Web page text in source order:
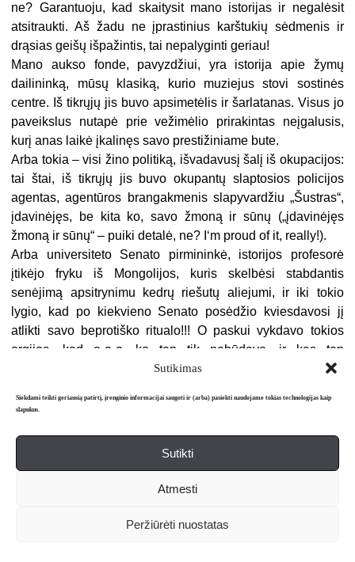
Sutikimas
Siekdami teikti geriausią patirtį, įrenginio informacijai saugoti ir (arba) pasiekti naudojame tokias technologijas kaip
slapukus.
Sutikti
Atmesti
Peržiūrėti nuostatas
ne? Garantuoju, kad skaitysit mano istorijas ir negalėsit
atsitraukti. Aš žadu ne įprastinius karštukių sėdmenis ir
drąsias geišų išpažintis, tai nepalyginti geriau!
Mano aukso fonde, pavyzdžiui, yra istorija apie žymų
dailininką, mūsų klasiką, kurio muziejus stovi sostinės
centre. Iš tikrųjų jis buvo apsimetėlis ir šarlatanas. Visus jo
paveikslus nutapė prie vežimėlio prirakintas neįgalusis,
kurį anas laikė įkalinęs savo prestižiniame bute.
Arba tokia – visi žino politiką, išvadavusį šalį iš okupacijos:
tai štai, iš tikrųjų jis buvo okupantų slaptosios policijos
agentas, agentūros brangakmenis slapyvardžiu „Šustras“,
įdavinėjęs, be kita ko, savo žmoną ir sūnų („įdavinėjęs
žmoną ir sūnų“ – puiki detalė, ne? I‘m proud of it, really!).
Arba universiteto Senato pirmininkė, istorijos profesorė
įtikėjo fryku iš Mongolijos, kuris skelbėsi stabdantis
senėjimą apsitrynimu kedrų riešutų aliejumi, ir iki tokio
lygio, kad po kiekvieno Senato posėdžio kviesdavosi jį
atlikti savo beprotiško ritualo!!! O paskui vykdavo tokios
orgijos, kad o-o-o, ko ten tik nebūdavo, ir kas ten
nedalyvaudavo, o-o! Įkalęs porto, kurį iš visų gėrimų
ir atskleisdavo išskirtines savo seksualines galias. Jam
Arba Nepriklausomybės tėvo istorijos tęsinys: iš tikrųjų šis
politikas bendradarbiavo su okupacine valdžia visiškai
neva agentas jis maustė slaptąją policiją, rašydamas iš